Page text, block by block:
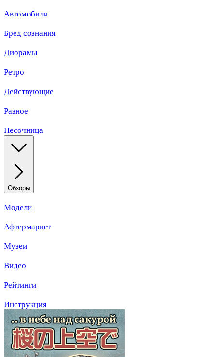
Автомобили
Бред сознания
Диорамы
Ретро
Действующие
Разное
Песочница
Обзоры
Модели
Афтермаркет
Музеи
Видео
Рейтинги
Инструкция